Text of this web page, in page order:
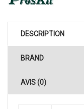
DESCRIPTION
BRAND
AVIS (0)